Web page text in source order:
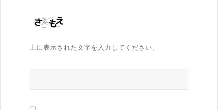
上に表示された文字を入力してください。